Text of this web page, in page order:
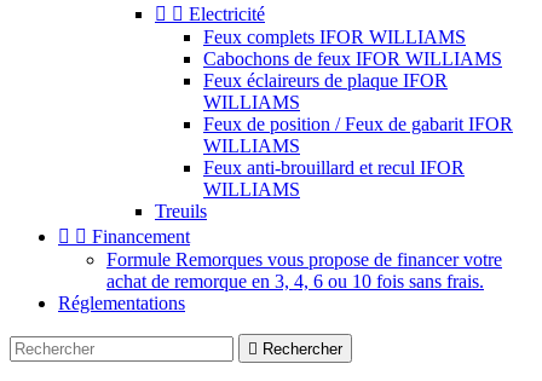
  Electricité
Feux complets IFOR WILLIAMS
Cabochons de feux IFOR WILLIAMS
Feux éclaireurs de plaque IFOR
WILLIAMS
Feux de position / Feux de gabarit IFOR
WILLIAMS
Feux anti-brouillard et recul IFOR
WILLIAMS
Treuils
  Financement
Formule Remorques vous propose de financer votre
achat de remorque en 3, 4, 6 ou 10 fois sans frais.
Réglementations
 Rechercher